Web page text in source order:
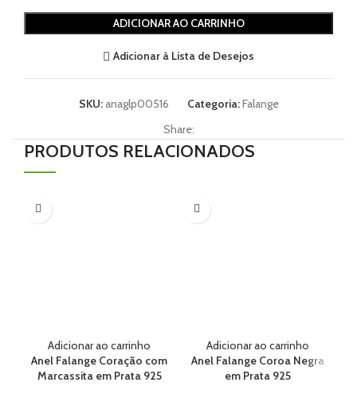
ADICIONAR AO CARRINHO
Adicionar à Lista de Desejos
SKU: anaglp00516 Categoria:Falange
Share:
PRODUTOS RELACIONADOS
Adicionar ao carrinho
Anel Falange Coração com
Marcassita em Prata 925
Adicionar ao carrinho
Anel Falange Coroa Negra
em Prata 925